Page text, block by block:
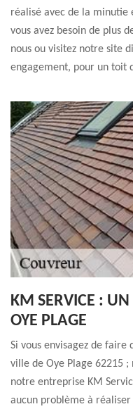
réalisé avec de la minutie
vous avez besoin de plus
nous ou visitez notre site
engagement, pour un toit
KM SERVICE :
OYE PLAGE
Si vous envisagez de faire
ville de Oye Plage 62215 ;
notre entreprise KM
aucun problème à